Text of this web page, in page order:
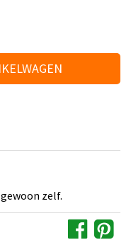
zelf.